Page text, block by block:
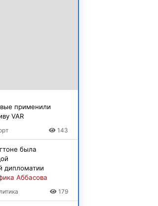
применили
VAR
143
была
дипломатии
Аббасова
179